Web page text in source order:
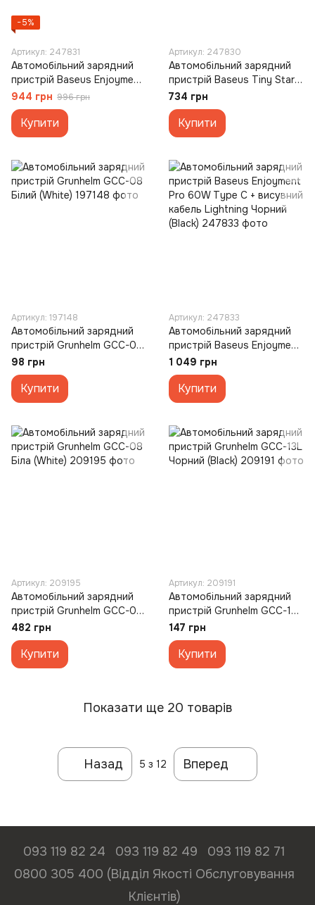
−5%
Артикул: 247831
Автомобільний зарядний
пристрій Baseus Enjoyment
Retractable 2-in-1 Type-C +
Type-C 33W Чорний (Black)
944 грн 996 грн
Купити
Артикул: 247830
Автомобільний зарядний
пристрій Baseus Tiny Star
Mini Car Charger 2xType-C
30W Чорний (Black)
734 грн
Купити
Артикул: 197148
Автомобільний зарядний
пристрій Grunhelm GCC-08
Білий (White)
98 грн
Купити
Артикул: 247833
Автомобільний зарядний
пристрій Baseus Enjoyment
Pro 60W Type C + висувний
кабель Lightning Чорний
(Black)
1 049 грн
Купити
Артикул: 209195
Автомобільний зарядний
пристрій Grunhelm GCC-08
Біла (White)
482 грн
Купити
Артикул: 209191
Автомобільний зарядний
пристрій Grunhelm GCC-13L
Чорний (Black)
147 грн
Купити
Показати ще 20 товарів
Назад 5 з 12 Вперед
093 119 82 24 093 119 82 49
093 119 82 71
0800 305 400 (Відділ Якості Обслуговування
Клієнтів)